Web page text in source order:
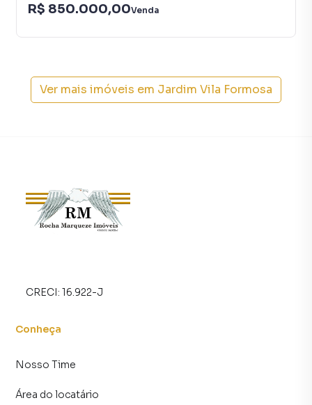
R$ 850.000,00Venda
Ver mais imóveis em Jardim Vila Formosa
CRECI: 16.922-J
Conheça
Nosso Time
Área do locatário